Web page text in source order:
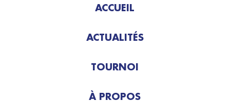
ACCUEIL
ACTUALITÉS
TOURNOI
À PROPOS